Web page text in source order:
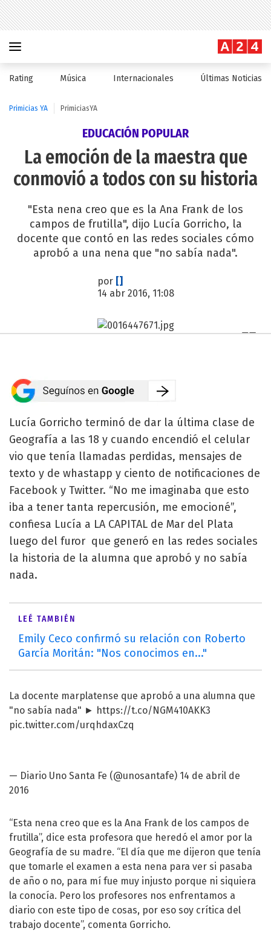
Rating Música Internacionales Últimas Noticias
Primicias YA PrimiciasYA
EDUCACIÓN POPULAR
La emoción de la maestra que
conmovió a todos con su historia
"Esta nena creo que es la Ana Frank de los
campos de frutilla", dijo Lucía Gorricho, la
docente que contó en las redes sociales cómo
aprobó a una nena que "no sabía nada".
por []
14 abr 2016, 11:08
Lucía Gorricho terminó de dar la última clase de
Geografía a las 18 y cuando encendió el celular
vio que tenía llamadas perdidas, mensajes de
texto y de whastapp y ciento de notificaciones de
Facebook y Twitter. “No me imaginaba que esto
iba a tener tanta repercusión, me emocioné”,
confiesa Lucía a LA CAPITAL de Mar del Plata
luego del furor que generó en las redes sociales
la historia de la alumna que aprobó y no sabía
nada.
LEÉ TAMBIÉN
Emily Ceco confirmó su relación con Roberto
García Moritán: "Nos conocimos en..."
La docente marplatense que aprobó a una alumna que
"no sabía nada" ► https://t.co/NGM410AKK3
pic.twitter.com/urqhdaxCzq
— Diario Uno Santa Fe (@unosantafe) 14 de abril de
2016
“Esta nena creo que es la Ana Frank de los campos de
frutilla”, dice esta profesora que heredó el amor por la
Geografía de su madre. “El día que me dijeron que tenía
que tomarle el examen a esta nena para ver si pasaba
de año o no, para mí fue muy injusto porque ni siquiera
la conocía. Pero los profesores nos enfrentamos a
diario con este tipo de cosas, por eso soy crítica del
trabajo docente”, comenta Gorricho.